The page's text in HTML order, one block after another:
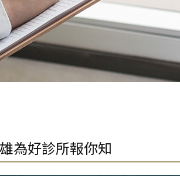
為好診所報你知